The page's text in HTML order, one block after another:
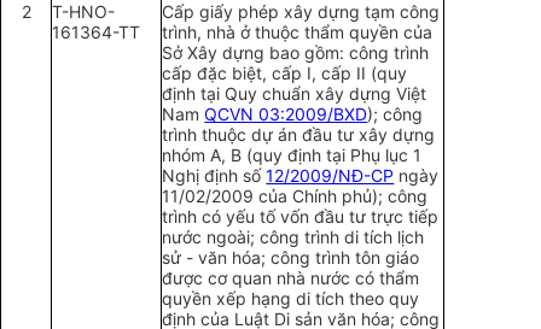
2
T-HNO-
161364-TT
Cấp giấy phép xây dựng tạm công
trình, nhà ở thuộc thẩm quyền của
Sở Xây dựng bao gồm: công trình
cấp đặc biệt, cấp I, cấp II (quy
định tại Quy chuẩn xây dựng Việt
NamQCVN 03:2009/BXD); công
trình thuộc dự án đầu tư xây dựng
nhóm A, B (quy định tại Phụ lục 1
Nghị định số12/2009/NĐ-CP ngày
11/02/2009 của Chính phủ); công
trình có yếu tố vốn đầu tư trực tiếp
nước ngoài; công trình di tích lịch
sử - văn hóa; công trình tôn giáo
được cơ quan nhà nước có thẩm
quyền xếp hạng di tích theo quy
định của Luật Di sản văn hóa; công